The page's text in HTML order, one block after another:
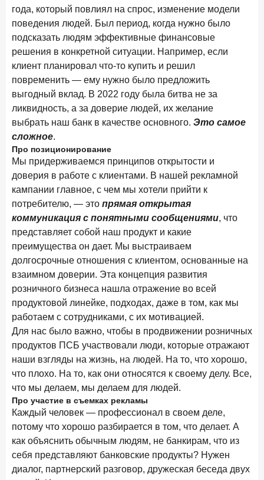
в феврале 2026 года
18 марта 2026 года
Банки начали снижать ставки по вкладам еще до
решения ЦБ
16 марта 2026 года
Frank RG объявила победителей кейс-чемпионата
2026 года
12 марта 2026 года ИССЛЕДОВАНИЕ
Банки ускорили работу с претензиями
Рассылка Frank RG
Итоги недели, наша трактовка основных событий
на банковском рынке
Я согласен с условиями обработки данных
10 марта 2026 года
Куда уходят деньги? Frank RG исследует рынок
вкладов
6 марта 2026 года
По итогам февраля 2026 года объем выдач кредитов
составил 748,4 млрд руб.
25 февраля 2026 года
Ипотека. Итоги работы крупнейших ипотечных банков
18 февраля 2026 года ИССЛЕДОВАНИЕ
года, который повлиял на спрос, изменение модели
поведения людей. Был период, когда нужно было
подсказать людям эффективные финансовые
решения в конкретной ситуации. Например, если
клиент планировал что-то купить и решил
повременить — ему нужно было предложить
выгодный вклад. В 2022 году была битва не за
ликвидность, а за доверие людей, их желание
выбрать наш банк в качестве основного. Это самое
сложное.
Про позиционирование
Мы придерживаемся принципов открытости и
доверия в работе с клиентами. В нашей рекламной
кампании главное, с чем мы хотели прийти к
потребителю, — это прямая открытая
коммуникация с понятными сообщениями, что
представляет собой наш продукт и какие
преимущества он дает. Мы выстраиваем
долгосрочные отношения с клиентом, основанные на
взаимном доверии. Эта концепция развития
розничного бизнеса нашла отражение во всей
продуктовой линейке, подходах, даже в том, как мы
работаем с сотрудниками, с их мотивацией.
Для нас было важно, чтобы в продвижении розничных
продуктов ПСБ участвовали люди, которые отражают
наши взгляды на жизнь, на людей. На то, что хорошо,
что плохо. На то, как они относятся к своему делу. Все,
что мы делаем, мы делаем для людей.
Про участие в съемках рекламы
Каждый человек — профессионал в своем деле,
потому что хорошо разбирается в том, что делает. А
как объяснить обычным людям, не банкирам, что из
себя представляют банковские продукты? Нужен
диалог, партнерский разговор, дружеская беседа двух